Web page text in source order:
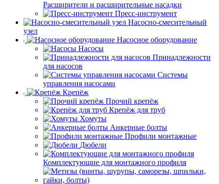
Расширители и расширительные насадки
Пресс-инструмент
Насосно-смесительный
узел
Насосное оборудование
Насосы
Принадлежности
для насосов
Системы
управления насосами
Крепёж
Прочий крепёж
Крепёж для труб
Хомуты
Анкерные болты
Профили монтажные
Дюбели
Комплектующие для монтажного профиля